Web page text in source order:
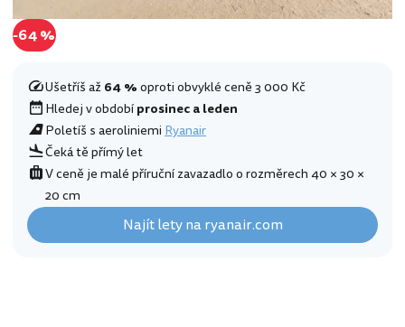
-64 %
Ušetříš až64 %oproti obvyklé ceně 3 000 Kč
Hledej v obdobíprosinec a leden
Poletíš s aeroliniemi Ryanair
Čeká tě přímý let
V ceně je malé příruční zavazadlo o rozměrech 40 × 30 ×
20 cm
Najít lety na ryanair.com